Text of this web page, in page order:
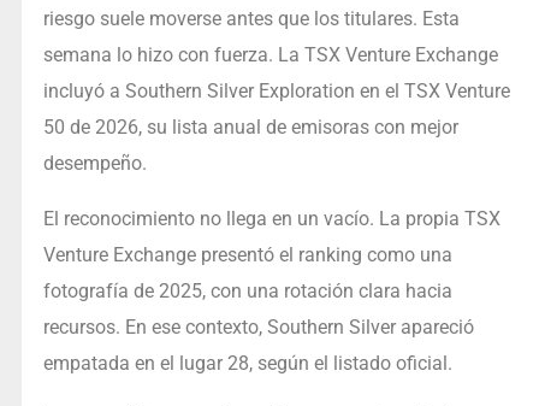
riesgo suele moverse antes que los titulares. Esta
semana lo hizo con fuerza. La TSX Venture Exchange
incluyó a Southern Silver Exploration en el TSX Venture
50 de 2026, su lista anual de emisoras con mejor
desempeño.
El reconocimiento no llega en un vacío. La propia TSX
Venture Exchange presentó el ranking como una
fotografía de 2025, con una rotación clara hacia
recursos. En ese contexto, Southern Silver apareció
empatada en el lugar 28, según el listado oficial.